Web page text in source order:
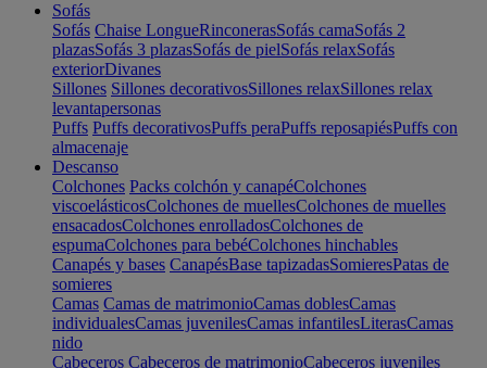
Sofás
Sofás Chaise LongueRinconerasSofás camaSofás 2
plazasSofás 3 plazasSofás de pielSofás relaxSofás
exteriorDivanes
Sillones Sillones decorativosSillones relaxSillones relax
levantapersonas
Puffs Puffs decorativosPuffs peraPuffs reposapiésPuffs con
almacenaje
Descanso
Colchones Packs colchón y canapéColchones
viscoelásticosColchones de muellesColchones de muelles
ensacadosColchones enrolladosColchones de
espumaColchones para bebéColchones hinchables
Canapés y bases CanapésBase tapizadasSomieresPatas de
somieres
Camas Camas de matrimonioCamas doblesCamas
individualesCamas juvenilesCamas infantilesLiterasCamas
nido
Cabeceros Cabeceros de matrimonioCabeceros juveniles